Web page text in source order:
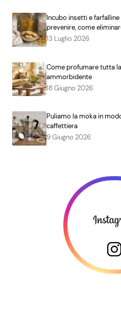
Incubo insetti e
prevenire, come
13 Luglio 2026
Come profumare tutta
ammorbidente
18 Giugno 2026
Puliamo la moka in
caffettiera
9 Giugno 2026